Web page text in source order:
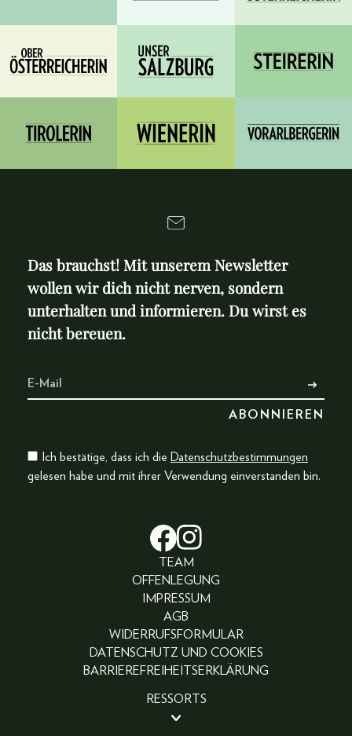
Das brauchst! Mit unserem Newsletter
wollen wir dich nicht nerven, sondern
unterhalten und informieren. Du wirst es
nicht bereuen.
Ich bestätige, dass ich die Datenschutzbestimmungen
gelesen habe und mit ihrer Verwendung einverstanden bin.
TEAM
OFFENLEGUNG
IMPRESSUM
AGB
WIDERRUFSFORMULAR
DATENSCHUTZ UND COOKIES
BARRIEREFREIHEITSERKLÄRUNG
RESSORTS